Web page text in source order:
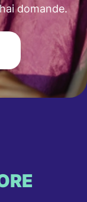
domande.